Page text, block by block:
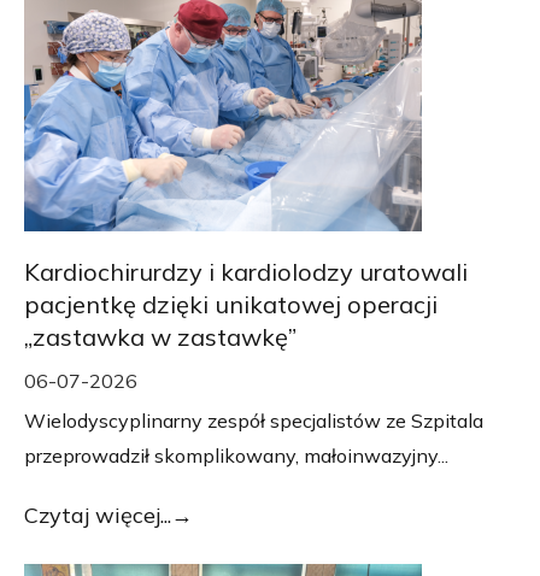
Kardiochirurdzy i kardiolodzy uratowali
pacjentkę dzięki unikatowej operacji
„zastawka w zastawkę”
06-07-2026
Wielodyscyplinarny zespół specjalistów ze Szpitala
przeprowadził skomplikowany, małoinwazyjny...
Czytaj więcej...